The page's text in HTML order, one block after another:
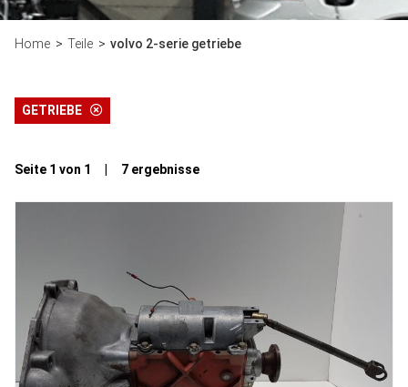
Home Teile volvo 2-serie getriebe
GETRIEBE
Seite 1 von 1 | 7 ergebnisse